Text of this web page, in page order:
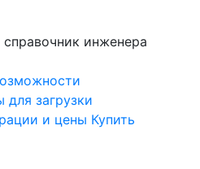
инженера
для загрузки
и цены Купить